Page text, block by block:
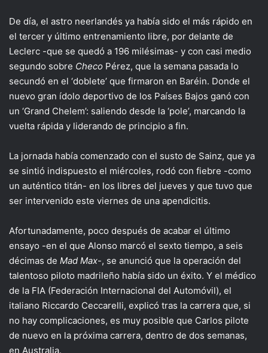
De día, el astro neerlandés ya había sido el más rápido en
el tercer y último entrenamiento libre, por delante de
Leclerc -que se quedó a 196 milésimas- y con casi medio
segundo sobre Checo Pérez, que la semana pasada lo
secundó en el ‘doblete’ que firmaron en Baréin. Donde el
nuevo gran ídolo deportivo de los Países Bajos ganó con
un ‘Grand Chelem’: saliendo desde la ‘pole’, marcando la
vuelta rápida y liderando de principio a fin.
La jornada había comenzado con el susto de Sainz, que ya
se sintió indispuesto el miércoles, rodó con fiebre -como
un auténtico titán- en los libres del jueves y que tuvo que
ser intervenido este viernes de una apendicitis.
Afortunadamente, poco después de acabar el último
ensayo -en el que Alonso marcó el sexto tiempo, a seis
décimas de Mad Max-, se anunció que la operación del
talentoso piloto madrileño había sido un éxito. Y el médico
de la FIA (Federación Internacional del Automóvil), el
italiano Riccardo Ceccarelli, explicó tras la carrera que, si
no hay complicaciones, es muy posible que Carlos pilote
de nuevo en la próxima carrera, dentro de dos semanas,
en Australia.